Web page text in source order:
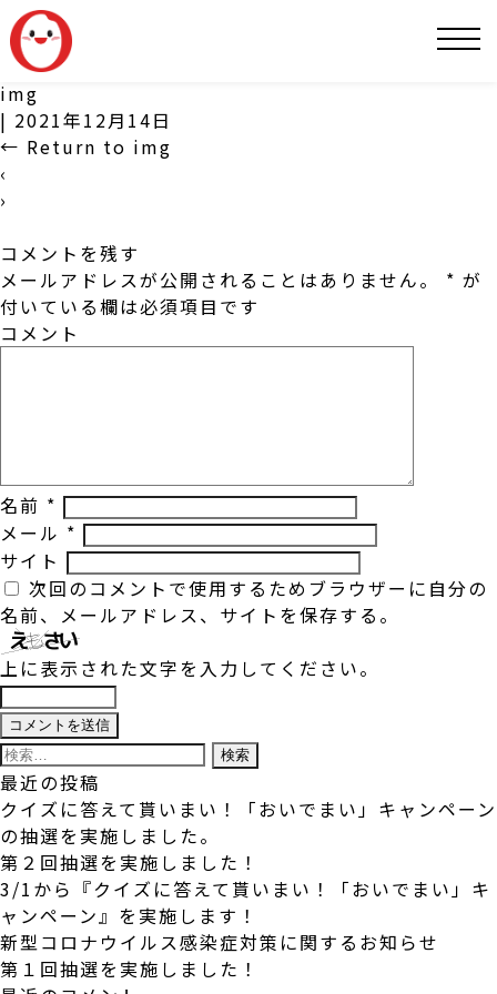
img
| 2021年12月14日
← Return to img
‹
›
コメントを残す
メールアドレスが公開されることはありません。
* が
付いている欄は必須項目です
コメント
名前 *
メール *
サイト
次回のコメントで使用するためブラウザーに自分の
名前、メールアドレス、サイトを保存する。
上に表示された文字を入力してください。
検
索:
最近の投稿
クイズに答えて貰いまい！「おいでまい」キャンペーン
の抽選を実施しました。
第２回抽選を実施しました！
3/1から『クイズに答えて貰いまい！「おいでまい」キ
ャンペーン』を実施します！
新型コロナウイルス感染症対策に関するお知らせ
第１回抽選を実施しました！